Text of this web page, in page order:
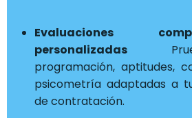
Evaluaciones
personalizadas
programación, aptitudes,
psicometría adaptadas a
de contratación.